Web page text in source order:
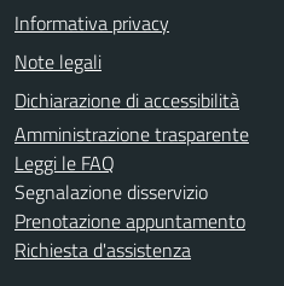
Informativa privacy
Note legali
Dichiarazione di accessibilità
Amministrazione trasparente
Leggi le FAQ
Segnalazione disservizio
Prenotazione appuntamento
Richiesta d'assistenza